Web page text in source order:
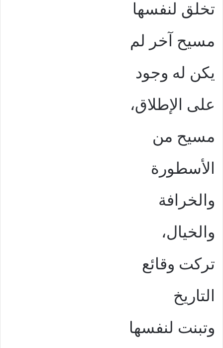
تخلق لنفسها
مسيح آخر لم
يكن له وجود
على الإطلاق،
مسيح من
الأسطورة
والخرافة
والخيال،
تركت وقائع
التاريخ
وتبنت لنفسها